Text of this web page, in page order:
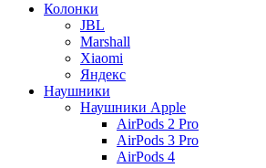
Колонки
JBL
Marshall
Xiaomi
Яндекс
Наушники
Наушники Apple
AirPods 2 Pro
AirPods 3 Pro
AirPods 4